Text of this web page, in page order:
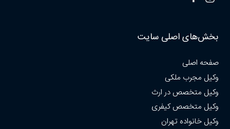
بخش‌های اصلی سایت
صفحه اصلی
وکیل مجرب ملکی
وکیل متخصص در ارث
وکیل متخصص کیفری
وکیل خانواده تهران